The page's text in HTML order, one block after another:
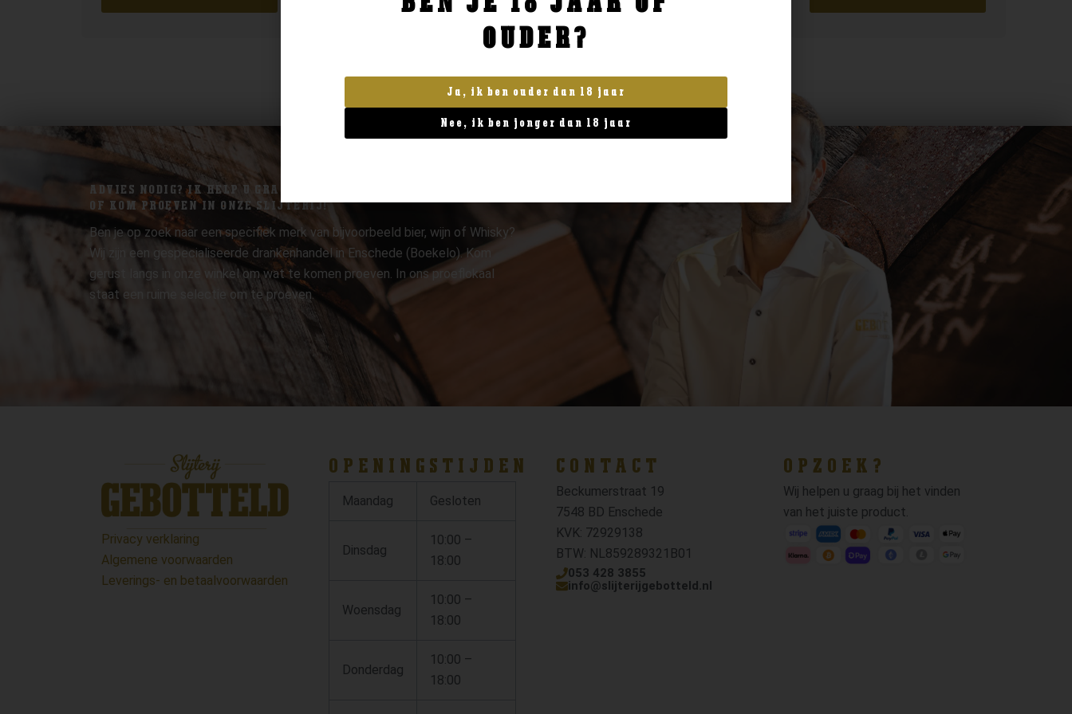
ADVIES NODIG? IK HELP U GRAAG.
OF KOM PROEVEN IN ONZE SLIJTERIJ!
Ben je op zoek naar een specifiek merk van bijvoorbeeld bier, wijn of Whisky?
Wij zijn een gespecialiseerde drankenhandel in Enschede (Boekelo). Kom
gerust langs in onze winkel om wat te komen proeven. In ons proeflokaal
staat een ruime selectie om te proeven.
Privacy verklaring
Algemene voorwaarden
Leverings- en betaalvoorwaarden
OPENINGSTIJDEN
Maandag Gesloten
Dinsdag
10:00 –
18:00
Woensdag
10:00 –
18:00
Donderdag
10:00 –
18:00
CONTACT
Beckumerstraat 19
7548 BD Enschede
KVK: 72929138
BTW: NL859289321B01
053 428 3855
info@slijterijgebotteld.nl
OPZOEK?
Wij helpen u graag bij het vinden
van het juiste product.
OUDER?
Ja, ik ben ouder dan 18 jaar
Nee, ik ben jonger dan 18 jaar